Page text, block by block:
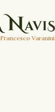
Francesco Varanini